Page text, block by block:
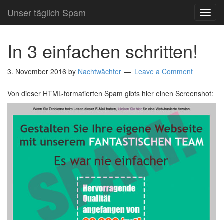
Unser täglich Spam
In 3 einfachen schritten!
3. November 2016 by Nachtwächter Leave a Comment
Von dieser HTML-formatierten Spam gibts hier einen Screenshot: